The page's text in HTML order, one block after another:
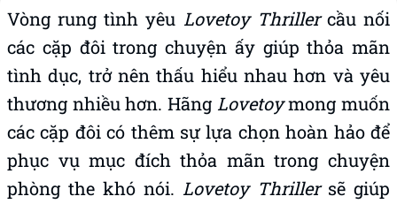
Vòng rung tình yêu Lovetoy Thrillercầu nối
các cặp đôi trong chuyện ấy giúp thỏa mãn
tình dục, trở nên thấu hiểu nhau hơn và yêu
thương nhiều hơn. Hãng Lovetoymong muốn
các cặp đôi có thêm sự lựa chọn hoàn hảo để
phục vụ mục đích thỏa mãn trong chuyện
phòng the khó nói. Lovetoy Thrillersẽ giúp